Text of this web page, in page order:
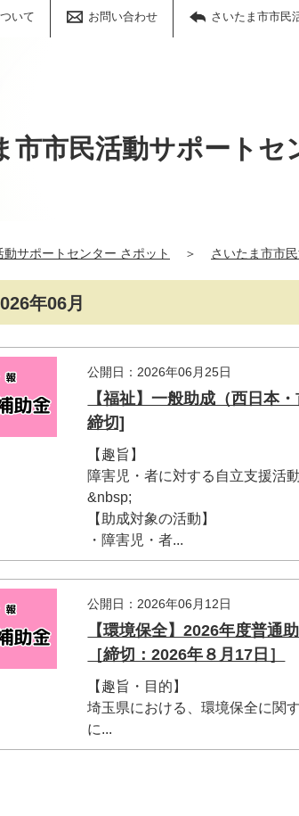
いて お問い合わせ さいたま市市民
市市民活動サポートセ
サポートセンター さポット ＞ さいたま市市
年06月
公開日：2026年06月25日
【福祉】一般助成（西日本
締切]
【趣旨】
障害児・者に対する自立支援活
&nbsp;
【助成対象の活動】
・障害児・者...
公開日：2026年06月12日
【環境保全】2026年度普通
［締切：2026年８月17日］
【趣旨・目的】
埼玉県における、環境保全に関
に...